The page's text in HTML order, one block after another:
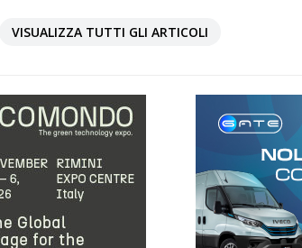
VISUALIZZA TUTTI GLI ARTICOLI